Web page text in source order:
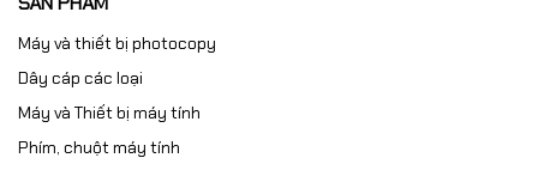
Máy và thiết bị photocopy
Dây cáp các loại
Máy và Thiết bị máy tính
Phím, chuột máy tính